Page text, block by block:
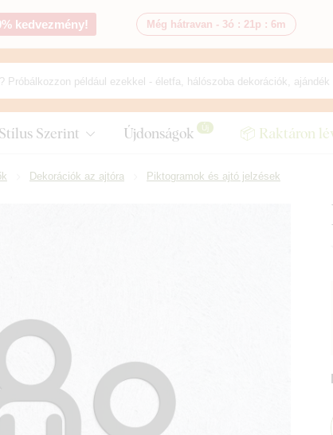
kedvezmény! Még hátravan - 3ó : 21p : 5m
Stílus Szerint Újdonságok Új 📦 Raktáron
Dekorációk az ajtóra Piktogramok és ajtó jelzések